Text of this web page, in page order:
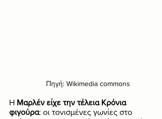
Πηγή: Wikimedia commons
Η Μαρλέν είχε την τέλεια Κρόνια
φιγούρα: οι τονισμένες γωνίες στο